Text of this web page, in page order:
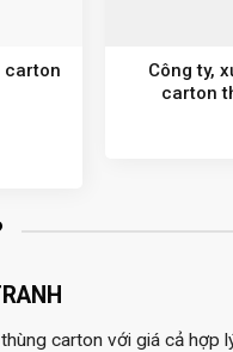
carton
Công ty,
carton
carton với giá cả hợp